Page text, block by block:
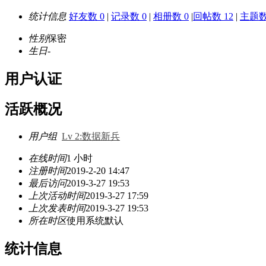
统计信息 好友数 0 | 记录数 0 | 相册数 0 |回帖数 12 | 主题
性别保密
生日-
用户认证
活跃概况
用户组 Lv 2:数据新兵
在线时间1 小时
注册时间2019-2-20 14:47
最后访问2019-3-27 19:53
上次活动时间2019-3-27 17:59
上次发表时间2019-3-27 19:53
所在时区使用系统默认
统计信息